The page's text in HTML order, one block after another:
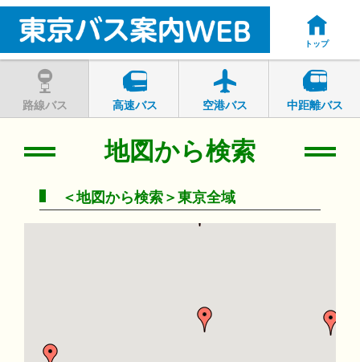
トップ
路線バス 高速バス 空港バス 中距離バス
地図から検索
＜地図から検索＞東京全域